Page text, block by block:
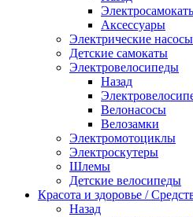
Аксессуары
Электрические насосы
Детские самокаты
Электровелосипеды
Назад
Велонасосы
Велозамки
Электромотоциклы
Электроскутеры
Шлемы
Детские велосипеды
Красота и здоровье /
Назад